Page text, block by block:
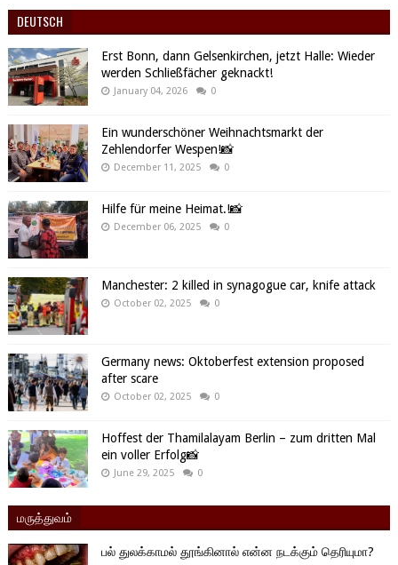
DEUTSCH
Erst Bonn, dann Gelsenkirchen, jetzt Halle: Wieder
werden Schließfächer geknackt!
January 04, 2026 0
Ein wunderschöner Weihnachtsmarkt der
Zehlendorfer Wespen!📸
December 11, 2025 0
Hilfe für meine Heimat.!📸
December 06, 2025 0
Manchester: 2 killed in synagogue car, knife attack
October 02, 2025 0
Germany news: Oktoberfest extension proposed
after scare
October 02, 2025 0
Hoffest der Thamilalayam Berlin – zum dritten Mal
ein voller Erfolg📸
June 29, 2025 0
மருத்துவம்
பல் துலக்காமல் தூங்கினால் என்ன நடக்கும் தெரியுமா?